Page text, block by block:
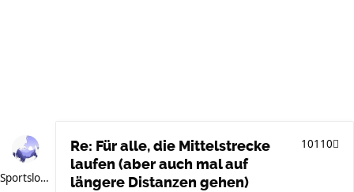
Sportslover
Re: Für alle, die Mittelstrecke
laufen (aber auch mal auf
längere Distanzen gehen)
10110